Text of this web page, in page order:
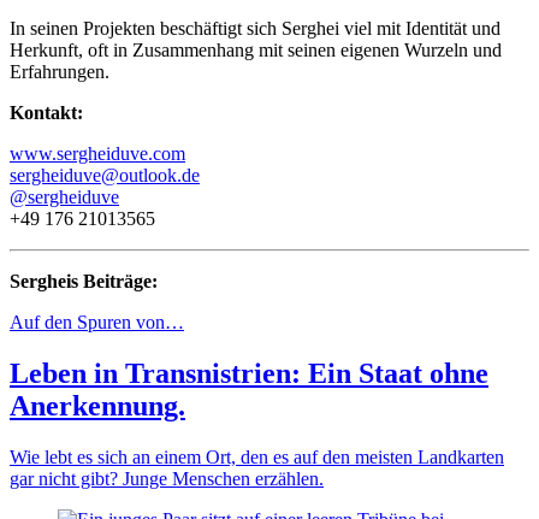
In seinen Projekten beschäftigt sich Serghei viel mit Identität und
Herkunft, oft in Zusammenhang mit seinen eigenen Wurzeln und
Erfahrungen.
Kontakt:
www.sergheiduve.com
sergheiduve@outlook.de
@sergheiduve
+49 176 21013565
Sergheis Beiträge:
Auf den Spuren von…
Leben in Transnistrien: Ein Staat ohne
Anerkennung.
Wie lebt es sich an einem Ort, den es auf den meisten Landkarten
gar nicht gibt? Junge Menschen erzählen.